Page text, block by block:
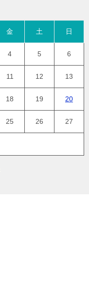
金 土 日
4 5 6
11 12 13
18 19 20
25 26 27